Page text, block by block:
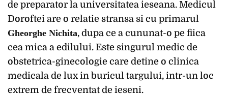
de preparator la universitatea ieseana. Medicul
Doroftei are o relatie stransa si cu primarul
Gheorghe Nichita, dupa ce a cununat-o pe fiica
cea mica a edilului. Este singurul medic de
obstetrica-ginecologie care detine o clinica
medicala de lux in buricul targului, intr-un loc
extrem de frecventat de ieseni.